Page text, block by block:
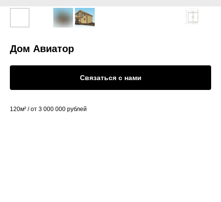
Дом Авиатор
Связаться с нами
120м² / от 3 000 000 рублей